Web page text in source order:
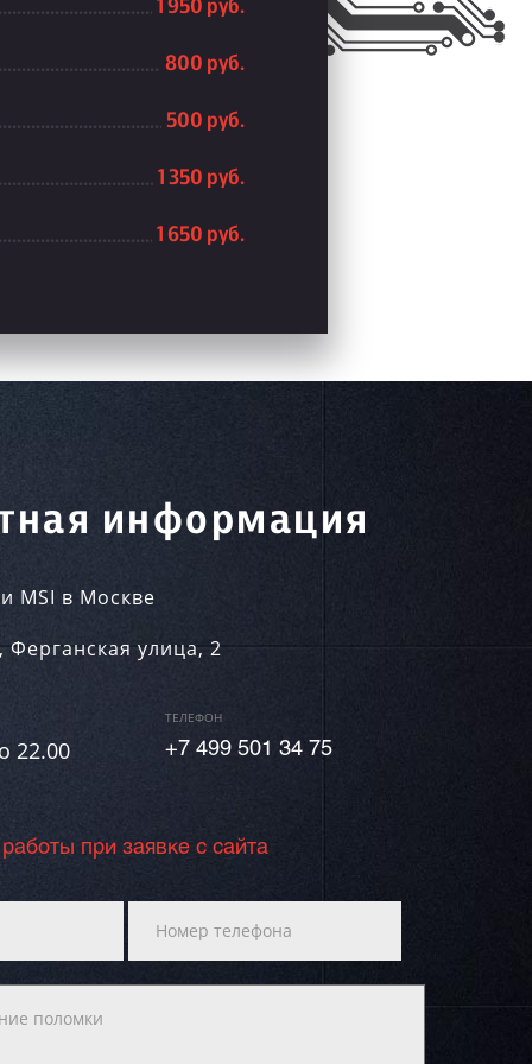
1 950 руб.
800 руб.
500 руб.
1 350 руб.
1 650 руб.
информация
MSI в Москве
,Ферганская улица, 2
22.00
ТЕЛЕФОН
+7 499 501 34 75
при заявке с сайта